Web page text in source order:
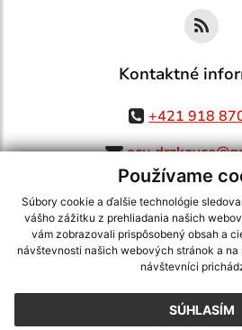
Používame
Súbory cookie a ďalšie technológie
vášho zážitku z prehliadania našich
vám zobrazovali prispôsobený obsah a
návštevnosti našich webových stránok a
návštevníci
SÚHLASÍM
Kontaktné
+421 918
využite možnosť získavania aktuálnych
CMS systém (redakčný) systém ECHELON
webex.digital, s.r.o.,
Posledná aktualizácia: